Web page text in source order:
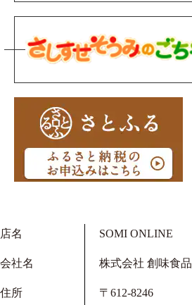
店名 SOMI ONLINE
会社名 株式会社 創味食品
住所
〒612-8246